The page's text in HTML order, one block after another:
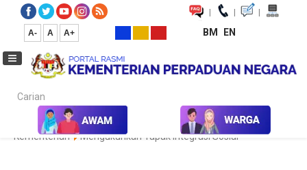
| | |
A- A A+ BM EN
Carian...
Laman Utama Perkhidmatan
Perkhidmatan Teras
Kementerian Mengukuhkan Tapak Integrasi Sosial